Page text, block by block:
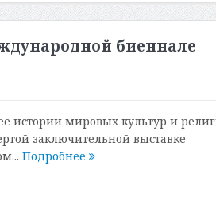
биеннале
истории мировых культур и
заключительной выставке
Подробнее